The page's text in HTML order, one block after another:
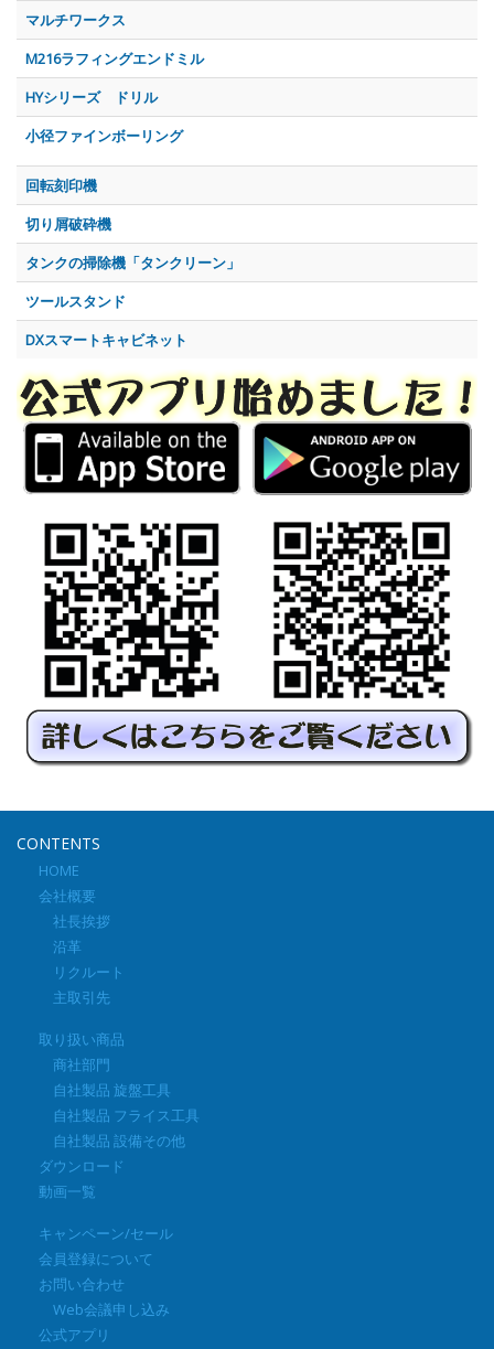
マルチワークス
M216ラフィングエンドミル
HYシリーズ ドリル
小径ファインボーリング
回転刻印機
切り屑破砕機
タンクの掃除機「タンクリーン」
ツールスタンド
DXスマートキャビネット
CONTENTS
HOME
会社概要
社長挨拶
沿革
リクルート
主取引先
取り扱い商品
商社部門
自社製品 旋盤工具
自社製品 フライス工具
自社製品 設備その他
ダウンロード
動画一覧
キャンペーン/セール
会員登録について
お問い合わせ
Web会議申し込み
公式アプリ